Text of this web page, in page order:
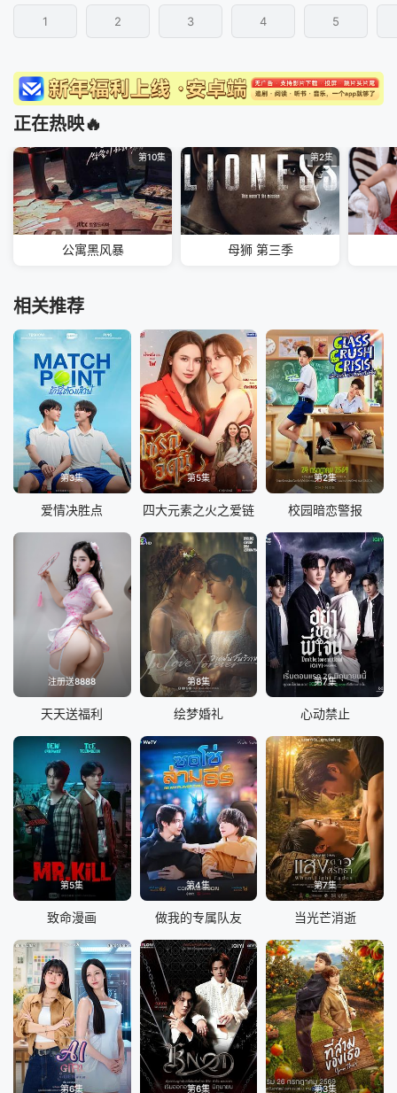
1 2 3 4 5
正在热映🔥
第10集
公寓黑风暴
第2集
母狮 第三季
相关推荐
第3集
爱情决胜点
第5集
四大元素之火之爱链
第2集
校园暗恋警报
注册送8888
天天送福利
第8集
绘梦婚礼
第7集
心动禁止
第5集
致命漫画
第4集
做我的专属队友
第7集
当光芒消逝
第6集 第6集 第3集